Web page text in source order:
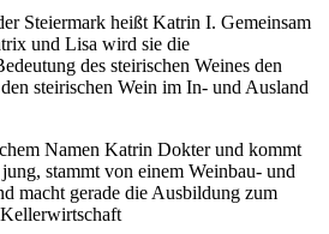
Steiermark heißt Katrin I. Gemeinsam
und Lisa wird sie die
des steirischen Weines den
steirischen Wein im In- und Ausland
Namen Katrin Dokter und kommt
stammt von einem Weinbau- und
macht gerade die Ausbildung zum